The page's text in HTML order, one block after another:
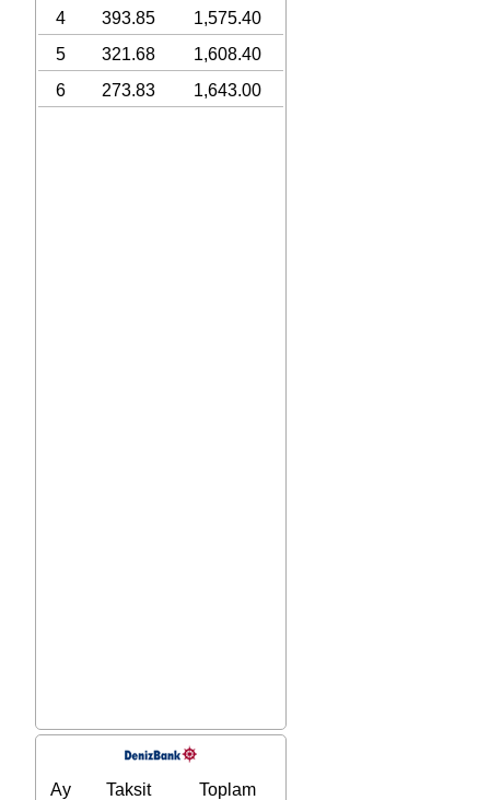
4 393.85
1,575.40
5
321.68
1,608.40
6
273.83 1,643.00
Ay Taksit
Toplam